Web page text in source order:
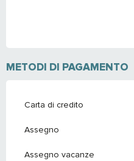
METODI DI PAGAMENTO
Carta di credito
Assegno
Assegno vacanze